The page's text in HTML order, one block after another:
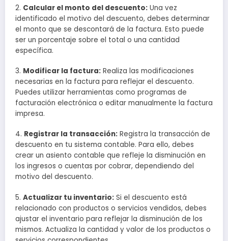
2. Calcular el monto del descuento: Una vez
identificado el motivo del descuento, debes determinar
el monto que se descontará de la factura. Esto puede
ser un porcentaje sobre el total o una cantidad
específica.
3. Modificar la factura: Realiza las modificaciones
necesarias en la factura para reflejar el descuento.
Puedes utilizar herramientas como programas de
facturación electrónica o editar manualmente la factura
impresa.
4. Registrar la transacción: Registra la transacción de
descuento en tu sistema contable. Para ello, debes
crear un asiento contable que refleje la disminución en
los ingresos o cuentas por cobrar, dependiendo del
motivo del descuento.
5. Actualizar tu inventario: Si el descuento está
relacionado con productos o servicios vendidos, debes
ajustar el inventario para reflejar la disminución de los
mismos. Actualiza la cantidad y valor de los productos o